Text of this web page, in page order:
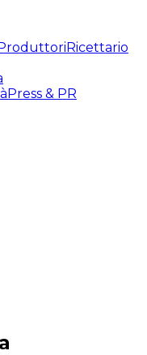
Ricettario
Press & PR
Esperienze